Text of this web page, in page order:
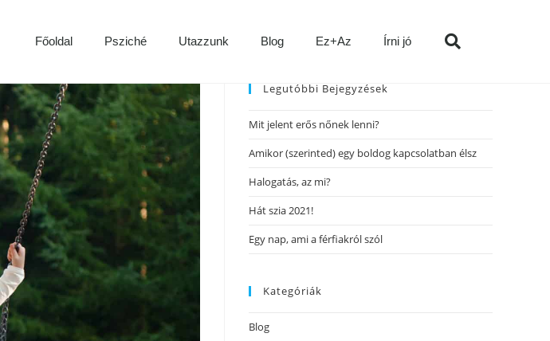
Főoldal Psziché Utazzunk Blog Ez+Az Írni jó
Legutóbbi Bejegyzések
Mit jelent erős nőnek lenni?
Amikor (szerinted) egy boldog kapcsolatban élsz
Halogatás, az mi?
Hát szia 2021!
Egy nap, ami a férfiakról szól
Kategóriák
Blog